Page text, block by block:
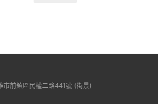
前鎮區民權二路441號 (街景)